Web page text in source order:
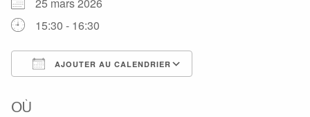
25 mars 2026
15:30 - 16:30
AJOUTER AU CALENDRIER
OÙ